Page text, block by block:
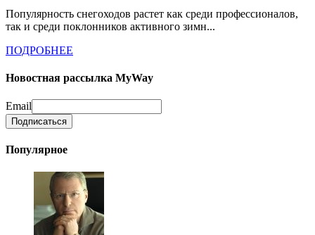
Популярность снегоходов растет как среди профессионалов,
так и среди поклонников активного зимн...
ПОДРОБНЕЕ
Новостная рассылка MyWay
Email
Популярное